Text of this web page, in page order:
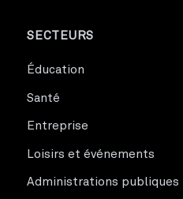
SECTEURS
Éducation
Santé
Entreprise
Loisirs et événements
Administrations publiques